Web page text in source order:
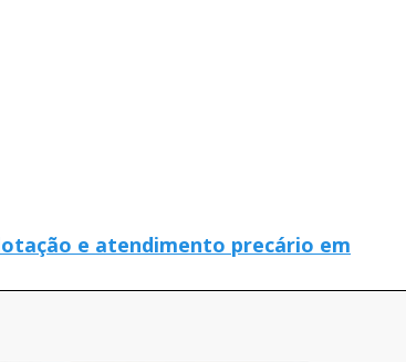
e atendimento precário em